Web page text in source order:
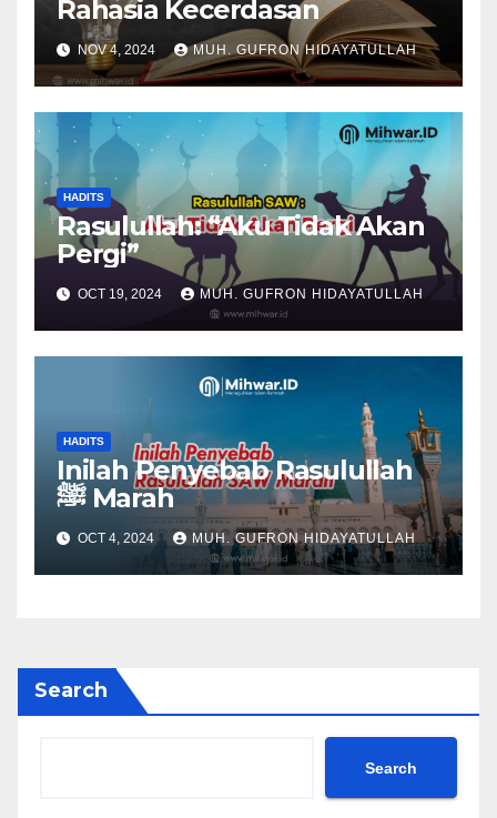
Rahasia Kecerdasan
NOV 4, 2024 MUH. GUFRON HIDAYATULLAH
HADITS
Rasulullah: “Aku Tidak Akan
Pergi”
OCT 19, 2024 MUH. GUFRON HIDAYATULLAH
HADITS
Inilah Penyebab Rasulullah
ﷺ Marah
OCT 4, 2024 MUH. GUFRON HIDAYATULLAH
Search
Search